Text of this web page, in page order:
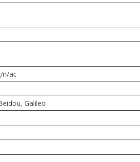
n/ac
Galileo